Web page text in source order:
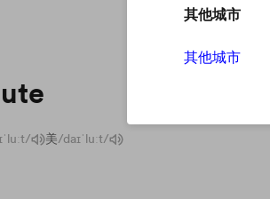
美/daɪˈluːt/
其他城市
其他城市